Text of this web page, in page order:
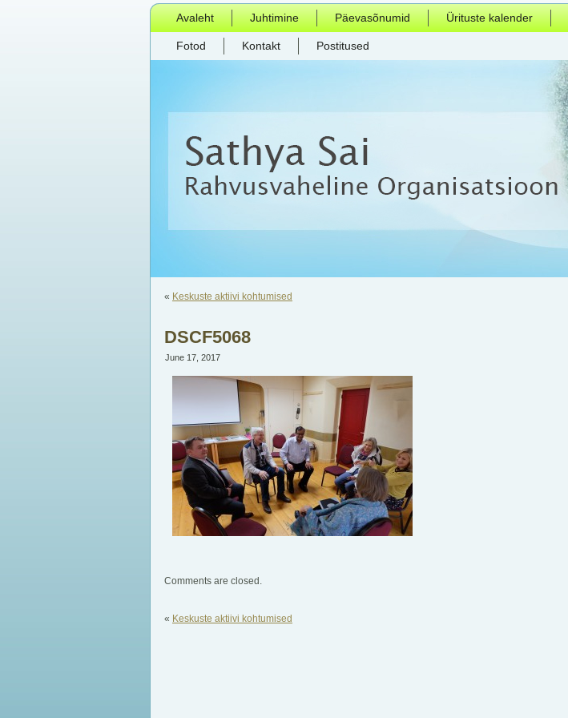
Avaleht Juhtimine Päevasõnumid Ürituste kalender
Fotod Kontakt Postitused
« Keskuste aktiivi kohtumised
DSCF5068
June 17, 2017
Comments are closed.
« Keskuste aktiivi kohtumised